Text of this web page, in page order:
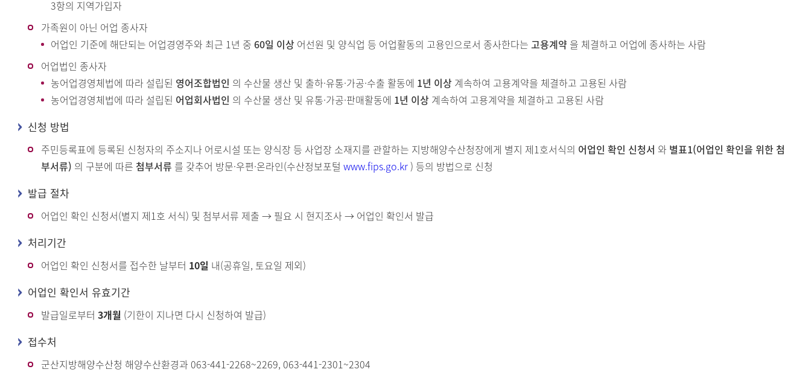
3항의 지역가입자
가족원이 아닌 어업 종사자
어업인 기준에 해단되는 어업경영주와 최근 1년 중 60일 이상 어선원 및 양식업 등 어업활동의 고용인으로서 종사한다는 고용계약 을 체결하고 어업에 종사하는 사람
어업법인 종사자
농어업경영체법에 따라 설립된 영어조합법인 의 수산물 생산 및 출하·유통·가공·수출 활동에 1년 이상 계속하여 고용계약을 체결하고 고용된 사람
농어업경영체법에 따라 설립된 어업회사법인 의 수산물 생산 및 유통·가공·판매활동에 1년 이상 계속하여 고용계약을 체결하고 고용된 사람
신청 방법
주민등록표에 등록된 신청자의 주소지나 어로시설 또는 양식장 등 사업장 소재지를 관할하는 지방해양수산청장에게 별지 제1호서식의 어업인 확인 신청서 와 별표1(어업인 확인을 위한 첨
부서류) 의 구분에 따른 첨부서류 를 갖추어 방문·우편·온라인(수산정보포털 www.fips.go.kr) 등의 방법으로 신청
발급 절차
어업인 확인 신청서(별지 제1호 서식) 및 첨부서류 제출 → 필요 시 현지조사 → 어업인 확인서 발급
처리기간
어업인 확인 신청서를 접수한 날부터 10일 내(공휴일, 토요일 제외)
어업인 확인서 유효기간
발급일로부터 3개월 (기한이 지나면 다시 신청하여 발급)
접수처
군산지방해양수산청 해양수산환경과 063-441-2268~2269, 063-441-2301~2304